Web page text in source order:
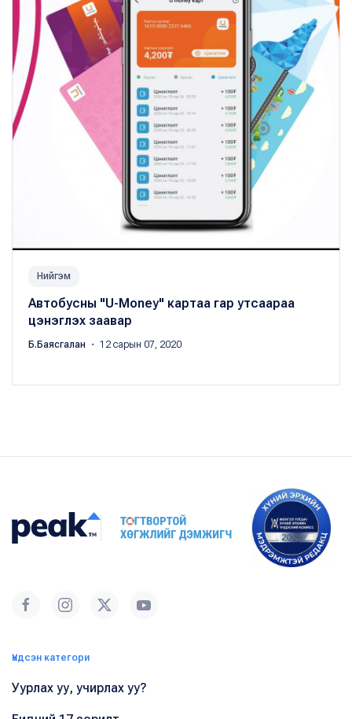
Нийгэм
Автобусны "U-Мoney" картаа гар утсаараа
цэнэглэх заавар
Б.Баясгалан ・ 12 сарын 07, 2020
Үндсэн категори
Уурлах уу, учирлах уу?